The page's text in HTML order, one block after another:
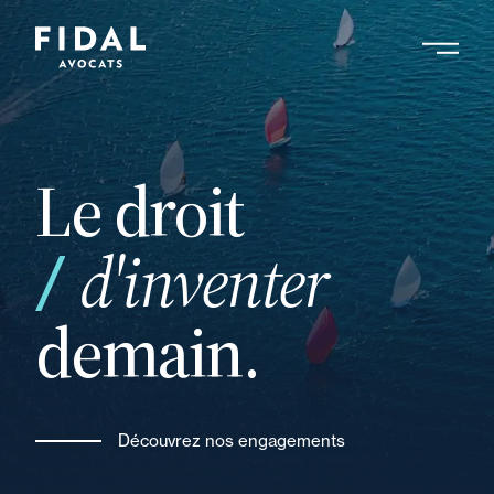
Aller
au
contenu
principalRechercher un mot clé, un professionnel ....
Le droit
d'inventer
demain.
Découvrez nos engagements
vos